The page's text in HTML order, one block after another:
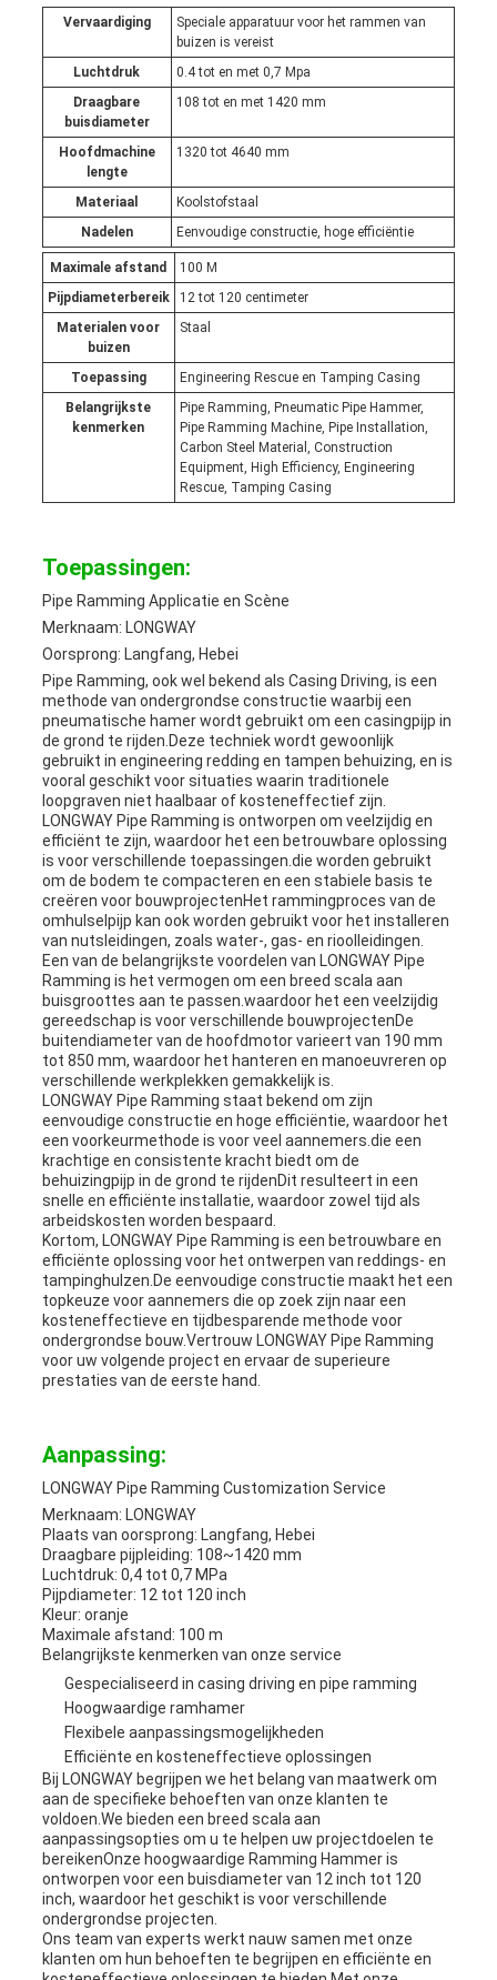
Vervaardiging
Speciale apparatuur voor het rammen van
buizen is vereist
Luchtdruk
0.4 tot en met 0,7 Mpa
Draagbare
buisdiameter
108 tot en met 1420 mm
Hoofdmachine
lengte
1320 tot 4640 mm
Materiaal
Koolstofstaal
Nadelen
Eenvoudige constructie, hoge efficiëntie
Maximale afstand
100 M
Pijpdiameterbereik
12 tot 120 centimeter
Materialen voor
buizen
Staal
Toepassing
Engineering Rescue en Tamping Casing
Belangrijkste
kenmerken
Pipe Ramming, Pneumatic Pipe Hammer,
Pipe Ramming Machine, Pipe Installation,
Carbon Steel Material, Construction
Equipment, High Efficiency, Engineering
Rescue, Tamping Casing
Toepassingen:
Pipe Ramming Applicatie en Scène
Merknaam: LONGWAY
Oorsprong: Langfang, Hebei
Pipe Ramming, ook wel bekend als Casing Driving, is een
methode van ondergrondse constructie waarbij een
pneumatische hamer wordt gebruikt om een casingpijp in
de grond te rijden.Deze techniek wordt gewoonlijk
gebruikt in engineering redding en tampen behuizing, en is
vooral geschikt voor situaties waarin traditionele
loopgraven niet haalbaar of kosteneffectief zijn.
LONGWAY Pipe Ramming is ontworpen om veelzijdig en
efficiënt te zijn, waardoor het een betrouwbare oplossing
is voor verschillende toepassingen.die worden gebruikt
om de bodem te compacteren en een stabiele basis te
creëren voor bouwprojectenHet rammingproces van de
omhulselpijp kan ook worden gebruikt voor het installeren
van nutsleidingen, zoals water-, gas- en rioolleidingen.
Een van de belangrijkste voordelen van LONGWAY Pipe
Ramming is het vermogen om een breed scala aan
buisgroottes aan te passen.waardoor het een veelzijdig
gereedschap is voor verschillende bouwprojectenDe
buitendiameter van de hoofdmotor varieert van 190 mm
tot 850 mm, waardoor het hanteren en manoeuvreren op
verschillende werkplekken gemakkelijk is.
LONGWAY Pipe Ramming staat bekend om zijn
eenvoudige constructie en hoge efficiëntie, waardoor het
een voorkeurmethode is voor veel aannemers.die een
krachtige en consistente kracht biedt om de
behuizingpijp in de grond te rijdenDit resulteert in een
snelle en efficiënte installatie, waardoor zowel tijd als
arbeidskosten worden bespaard.
Kortom, LONGWAY Pipe Ramming is een betrouwbare en
efficiënte oplossing voor het ontwerpen van reddings- en
tampinghulzen.De eenvoudige constructie maakt het een
topkeuze voor aannemers die op zoek zijn naar een
kosteneffectieve en tijdbesparende methode voor
ondergrondse bouw.Vertrouw LONGWAY Pipe Ramming
voor uw volgende project en ervaar de superieure
prestaties van de eerste hand.
Aanpassing:
LONGWAY Pipe Ramming Customization Service
Merknaam: LONGWAY
Plaats van oorsprong: Langfang, Hebei
Draagbare pijpleiding: 108~1420 mm
Luchtdruk: 0,4 tot 0,7 MPa
Pijpdiameter: 12 tot 120 inch
Kleur: oranje
Maximale afstand: 100 m
Belangrijkste kenmerken van onze service
Gespecialiseerd in casing driving en pipe ramming
Hoogwaardige ramhamer
Flexibele aanpassingsmogelijkheden
Efficiënte en kosteneffectieve oplossingen
Bij LONGWAY begrijpen we het belang van maatwerk om
aan de specifieke behoeften van onze klanten te
voldoen.We bieden een breed scala aan
aanpassingsopties om u te helpen uw projectdoelen te
bereikenOnze hoogwaardige Ramming Hammer is
ontworpen voor een buisdiameter van 12 inch tot 120
inch, waardoor het geschikt is voor verschillende
ondergrondse projecten.
Ons team van experts werkt nauw samen met onze
klanten om hun behoeften te begrijpen en efficiënte en